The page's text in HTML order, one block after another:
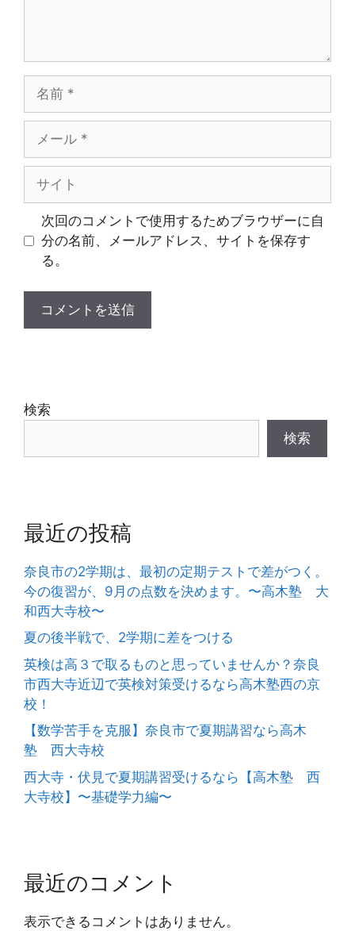
ル
次回のコメントで使用するためブラウザーに自
分の名前、メールアドレス、サイトを保存す
る。
検索
検索
最近の投稿
奈良市の2学期は、最初の定期テストで差がつく。
今の復習が、9月の点数を決めます。〜高木塾 大
和西大寺校〜
夏の後半戦で、2学期に差をつける
英検は高３で取るものと思っていませんか？奈良
市西大寺近辺で英検対策受けるなら高木塾西の京
校！
【数学苦手を克服】奈良市で夏期講習なら高木
塾 西大寺校
西大寺・伏見で夏期講習受けるなら【高木塾 西
大寺校】〜基礎学力編〜
最近のコメント
表示できるコメントはありません。